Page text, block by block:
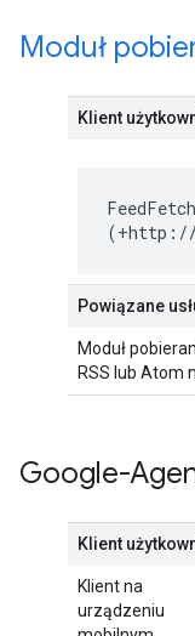
Moduł
Klient
(+http://
Powiązane
Moduł
RSS lub Atom
Google-
Klient
Klient na
urządzeniu